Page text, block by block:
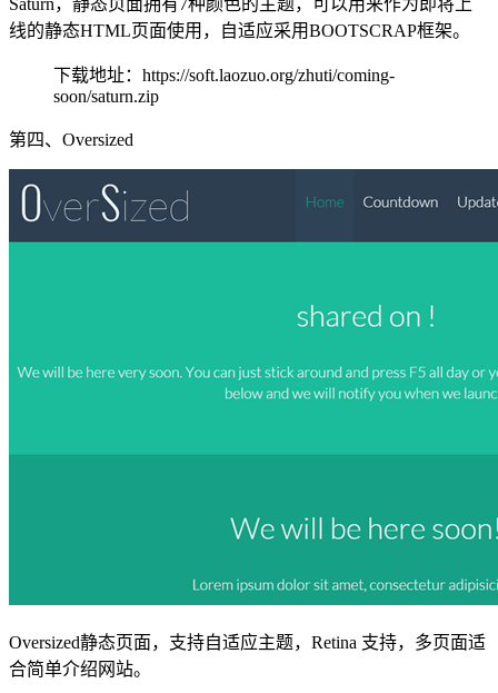
线的静态HTML页面使用，自适应采用BOOTSCRAP框架。
下载地址：https://soft.laozuo.org/zhuti/coming-
soon/saturn.zip
第四、Oversized
Oversized静态页面，支持自适应主题，Retina 支持，多页面适
合简单介绍网站。